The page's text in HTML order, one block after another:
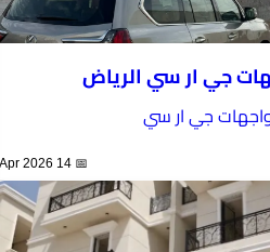
جي ار سي الرياض
جي ار سي
📅 14 Apr 2026